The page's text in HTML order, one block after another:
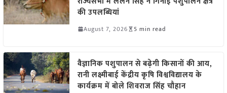
की उपलब्धियां
August 7, 2026 5 min read
वैज्ञानिक पशुपालन से बढ़ेगी किसानों की आय,
रानी लक्ष्मीबाई केंद्रीय कृषि विश्वविद्यालय के
कार्यक्रम में बोले शिवराज सिंह चौहान